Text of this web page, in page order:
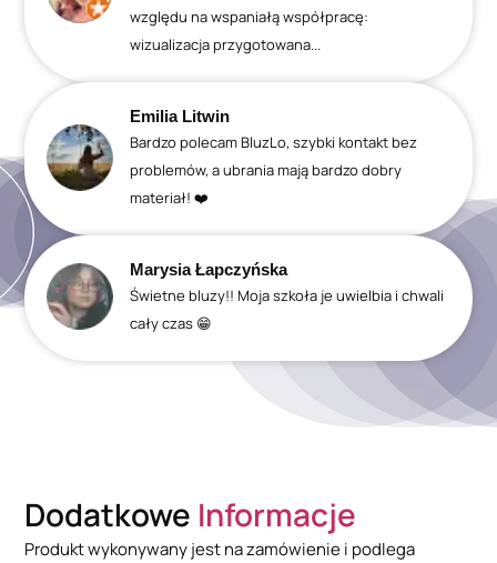
względu na wspaniałą współpracę:
wizualizacja przygotowana...
Emilia Litwin
Bardzo polecam BluzLo, szybki kontakt bez
problemów, a ubrania mają bardzo dobry
materiał! ❤️
Marysia Łapczyńska
Świetne bluzy!! Moja szkoła je uwielbia i chwali
cały czas 😁
Dodatkowe Informacje
Produkt wykonywany jest na zamówienie i podlega